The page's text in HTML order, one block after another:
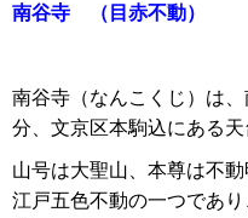
南谷寺 （目赤不動）
南谷寺（なんこくじ）は
分、文京区本駒込にある天
山号は大聖山、本尊は不
江戸五色不動の一つであり